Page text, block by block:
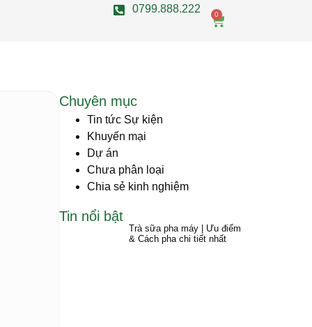
0799.888.222 0
Chuyên mục
Tin tức Sự kiện
Khuyến mại
Dự án
Chưa phân loại
Chia sẻ kinh nghiệm
Tin nổi bật
Trà sữa pha máy | Ưu điểm
& Cách pha chi tiết nhất